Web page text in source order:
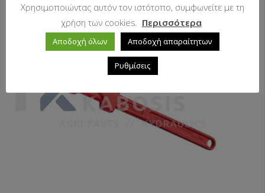
Χρησιμοποιώντας αυτόν τον ιστότοπο, συμφωνείτε με τη
χρήση των cookies.
Περισσότερα
Αποδοχή όλων Αποδοχή απαραίτητων
Ρυθμίσεις